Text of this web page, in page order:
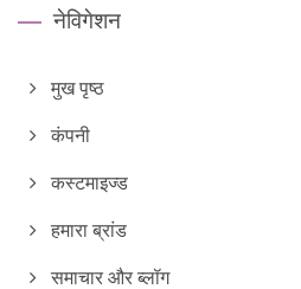
नेविगेशन
मुख पृष्ठ
कंपनी
कस्टमाइज्ड
हमारा ब्रांड
समाचार और ब्लॉग